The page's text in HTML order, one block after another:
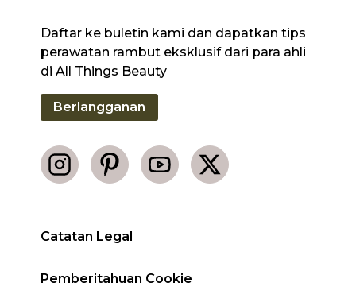
Catatan Legal
Pemberitahuan Cookie
Daftar ke buletin kami dan dapatkan tips
perawatan rambut eksklusif dari para ahli
di All Things Beauty
Berlangganan